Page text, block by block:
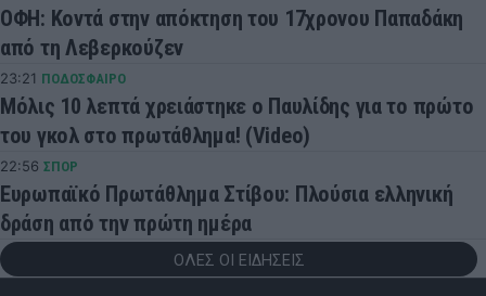
ΟΦΗ: Κοντά στην απόκτηση του 17χρονου Παπαδάκη
από τη Λεβερκούζεν
23:21 ΠΟΔΟΣΦΑΙΡΟ
Μόλις 10 λεπτά χρειάστηκε ο Παυλίδης για το πρώτο
του γκολ στο πρωτάθλημα! (Video)
22:56 ΣΠΟΡ
Ευρωπαϊκό Πρωτάθλημα Στίβου: Πλούσια ελληνική
δράση από την πρώτη ημέρα
ΟΛΕΣ ΟΙ ΕΙΔΗΣΕΙΣ